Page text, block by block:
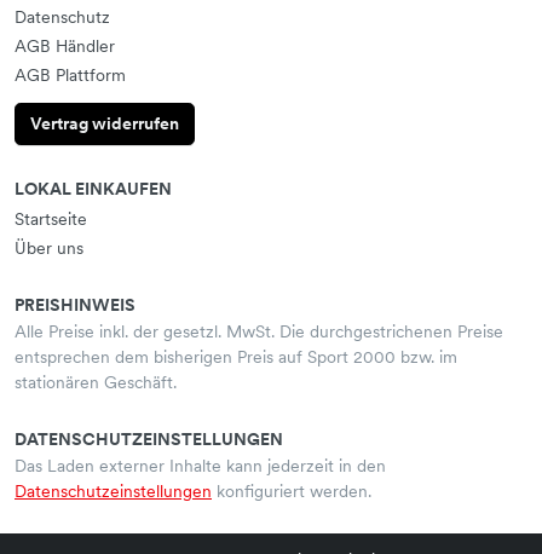
Datenschutz
AGB Händler
AGB Plattform
Vertrag widerrufen
LOKAL EINKAUFEN
Startseite
Über uns
PREISHINWEIS
Alle Preise inkl. der gesetzl. MwSt. Die durchgestrichenen Preise
entsprechen dem bisherigen Preis auf Sport 2000 bzw. im
stationären Geschäft.
DATENSCHUTZEINSTELLUNGEN
Das Laden externer Inhalte kann jederzeit in den
Datenschutzeinstellungen konfiguriert werden.